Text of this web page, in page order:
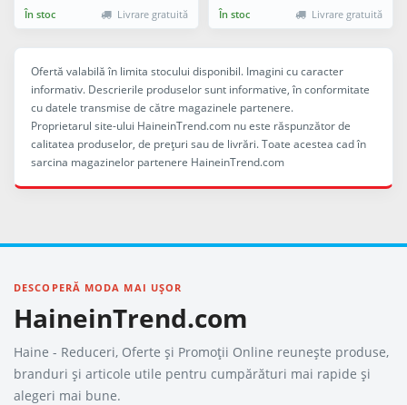
În stoc Livrare gratuită În stoc Livrare gratuită
Ofertă valabilă în limita stocului disponibil. Imagini cu caracter
informativ. Descrierile produselor sunt informative, în conformitate
cu datele transmise de către magazinele partenere.
Proprietarul site-ului HaineinTrend.com nu este răspunzător de
calitatea produselor, de preţuri sau de livrări. Toate acestea cad în
sarcina magazinelor partenere HaineinTrend.com
DESCOPERĂ MODA MAI UȘOR
HaineinTrend.com
Haine - Reduceri, Oferte şi Promoţii Online reunește produse,
branduri și articole utile pentru cumpărături mai rapide și
alegeri mai bune.